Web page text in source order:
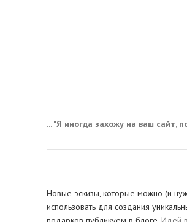
... "Я иногда захожу на ваш сайт,
Новые эскизы, которые можно (и
использовать для создания